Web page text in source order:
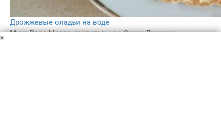
Дрожжевые оладьи на воде
Мука Вода Масло растительное Сахар Дрожжи
×